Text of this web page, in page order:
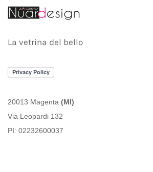
La vetrina del bello
20013 Magenta (MI)
Via Leopardi 132
PI: 02232600037